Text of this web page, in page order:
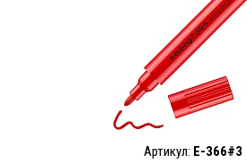
Артикул: E-366#3